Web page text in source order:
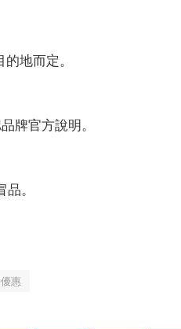
地而定。
牌官方說明。
。
惠